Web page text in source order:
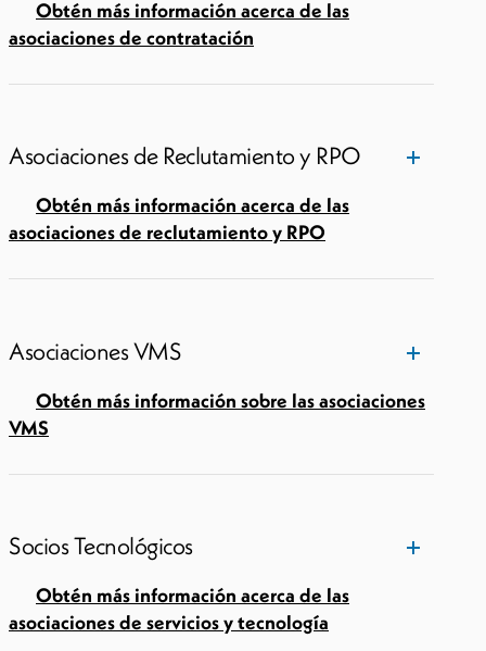
Obtén más información acerca de las
asociaciones de contratación
Asociaciones de Reclutamiento y RPO
Obtén más información acerca de las
asociaciones de reclutamiento y RPO
Asociaciones VMS
Obtén más información sobre las asociaciones
VMS
Socios Tecnológicos
Obtén más información acerca de las
asociaciones de servicios y tecnología